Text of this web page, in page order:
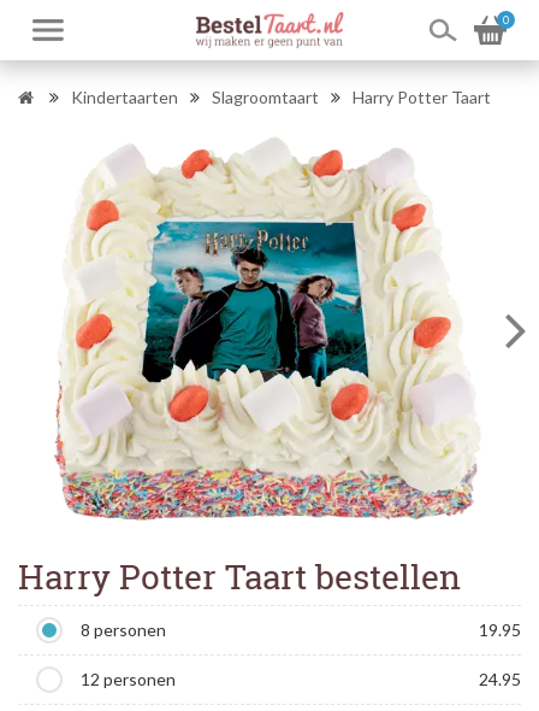
0
Kindertaarten Slagroomtaart Harry Potter Taart
Harry Potter Taart bestellen
8 personen 19.95
12 personen 24.95